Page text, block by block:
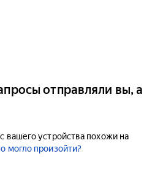
отправляли вы, а
вашего устройства похожи на
могло произойти?